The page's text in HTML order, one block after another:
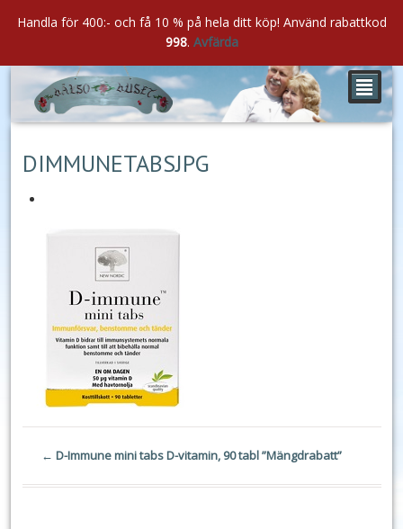
²
DIMMUNETABSJPG
← D-Immune mini tabs D-vitamin, 90 tabl ”Mängdrabatt”
Handla för 400:- och få 10 % på hela ditt köp! Använd rabattkod
998. Avfärda